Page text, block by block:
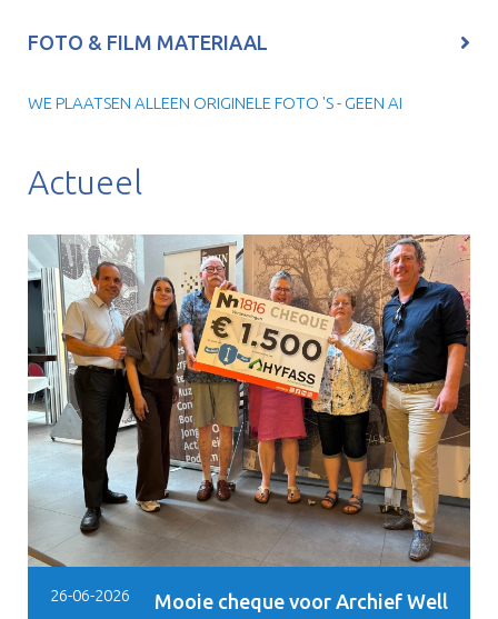
FOTO & FILM MATERIAAL
WE PLAATSEN ALLEEN ORIGINELE FOTO 'S - GEEN AI
Actueel
26-06-2026 Mooie cheque voor Archief Well